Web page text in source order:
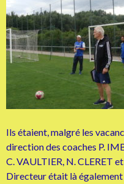
Ils étaient, malgré les
direction des coaches P.
C. VAULTIER, N. CLERET
Directeur était là